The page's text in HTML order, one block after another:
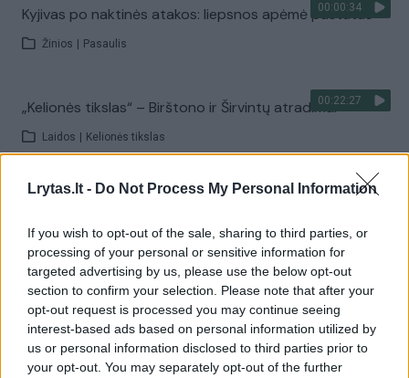
Lrytas.lt - Do Not Process My Personal Information
If you wish to opt-out of the sale, sharing to third parties, or
processing of your personal or sensitive information for
targeted advertising by us, please use the below opt-out
section to confirm your selection. Please note that after your
opt-out request is processed you may continue seeing
interest-based ads based on personal information utilized by
us or personal information disclosed to third parties prior to
your opt-out. You may separately opt-out of the further
00:00:34
Kyjivas po naktinės atakos: liepsnos apėmė pastatus
Žinios Pasaulis
00:22:27
„Kelionės tikslas“ – Birštono ir Širvintų atradimai
Laidos Kelionės tikslas
00:21:56
Kai neveikia technologijos: kaip orientuotis, judėti ir
Laidos | Išlikti rytojui
Visi įrašai